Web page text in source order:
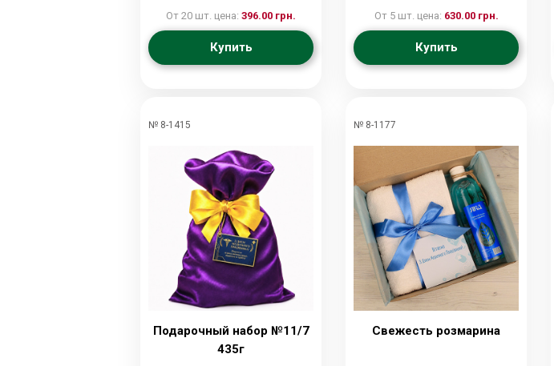
От 20 шт. цена: 396.00 грн.
Купить
От 5 шт. цена: 630.00 грн.
Купить
№ 8-1415
Подарочный набор №11/7
435г
№ 8-1177
Свежесть розмарина